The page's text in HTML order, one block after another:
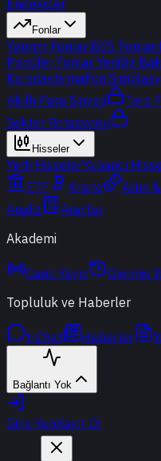
Endeksler
Fonlar
Yatırım FonlarıBES Fonları
Popüler Fonlar YeniBir
KarşılaştırmaFon
Akıllı Para Sinyali
Ters
Sektör Rotasyonu
Hisseler
Yerli HisselerYabancı
ETF
Kripto Altın
Analiz
Araçlar
Akademi
Canlı Yayın Geçmiş
Topluluk ve Haberler
t-Chat Haberler
Bağlantı Yok
Giriş YapKayıt Ol